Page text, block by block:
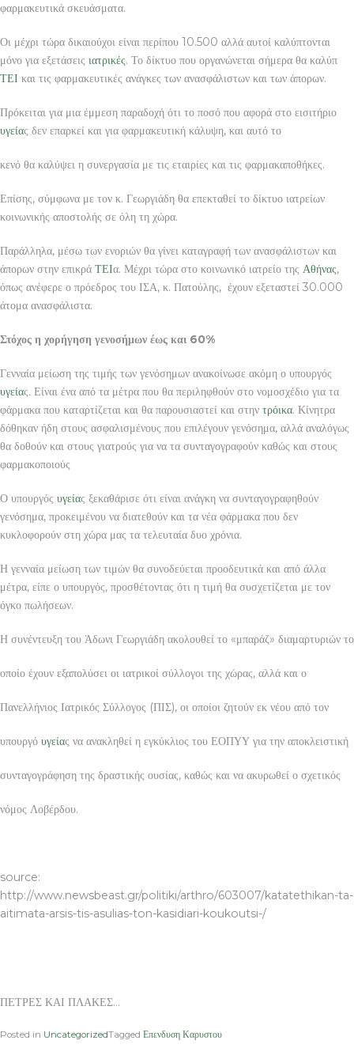
φαρμακευτικά σκευάσματα.
Οι μέχρι τώρα δικαιούχοι είναι περίπου 10.500 αλλά αυτοί καλύπτονται
μόνο για εξετάσεις ιατρικές. Το δίκτυο που οργανώνεται σήμερα θα καλύπ
ΤΕΙ και τις φαρμακευτικές ανάγκες των ανασφάλιστων και των άπορων.
Πρόκειται για μια έμμεση παραδοχή ότι το ποσό που αφορά στο εισιτήριο
υγείας δεν επαρκεί και για φαρμακευτική κάλυψη, και αυτό το
κενό θα καλύψει η συνεργασία με τις εταιρίες και τις φαρμακαποθήκες.
Επίσης, σύμφωνα με τον κ. Γεωργιάδη θα επεκταθεί το δίκτυο ιατρείων
κοινωνικής αποστολής σε όλη τη χώρα.
Παράλληλα, μέσω των ενοριών θα γίνει καταγραφή των ανασφάλιστων και
άπορων στην επικρά ΤΕΙα. Μέχρι τώρα στο κοινωνικό ιατρείο της Αθήνας,
όπως ανέφερε ο πρόεδρος του ΙΣΑ, κ. Πατούλης, έχουν εξεταστεί 30.000
άτομα ανασφάλιστα.
Στόχος η χορήγηση γενοσήμων έως και 60%
Γενναία μείωση της τιμής των γενόσημων ανακοίνωσε ακόμη ο υπουργός
υγείας. Είναι ένα από τα μέτρα που θα περιληφθούν στο νομοσχέδιο για τα
φάρμακα που καταρτίζεται και θα παρουσιαστεί και στην τρόικα. Κίνητρα
δόθηκαν ήδη στους ασφαλισμένους που επιλέγουν γενόσημα, αλλά αναλόγως
θα δοθούν και στους γιατρούς για να τα συνταγογραφούν καθώς και στους
φαρμακοποιούς
Ο υπουργός υγείας ξεκαθάρισε ότι είναι ανάγκη να συνταγογραφηθούν
γενόσημα, προκειμένου να διατεθούν και τα νέα φάρμακα που δεν
κυκλοφορούν στη χώρα μας τα τελευταία δυο χρόνια.
Η γενναία μείωση των τιμών θα συνοδεύεται προοδευτικά και από άλλα
μέτρα, είπε ο υπουργός, προσθέτοντας ότι η τιμή θα συσχετίζεται με τον
όγκο πωλήσεων.
Η συνέντευξη του Άδωνι Γεωργιάδη ακολουθεί το «μπαράζ» διαμαρτυριών το
οποίο έχουν εξαπολύσει οι ιατρικοί σύλλογοι της χώρας, αλλά και ο
Πανελλήνιος Ιατρικός Σύλλογος (ΠΙΣ), οι οποίοι ζητούν εκ νέου από τον
υπουργό υγείας να ανακληθεί η εγκύκλιος του ΕΟΠΥΥ για την αποκλειστική
συνταγογράφηση της δραστικής ουσίας, καθώς και να ακυρωθεί ο σχετικός
νόμος Λοβέρδου.
source:
http://www.newsbeast.gr/politiki/arthro/603007/katatethikan-ta-
aitimata-arsis-tis-asulias-ton-kasidiari-koukoutsi-/
ΠΕΤΡΕΣ ΚΑΙ ΠΛΑΚΕΣ…
Posted in UncategorizedTagged Επενδυση Καρυστου